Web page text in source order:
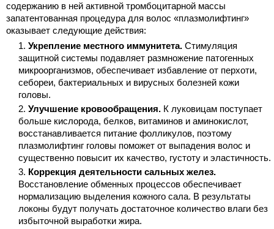
содержанию в ней активной тромбоцитарной массы
запатентованная процедура для волос «плазмолифтинг»
оказывает следующие действия:
Укрепление местного иммунитета. Стимуляция
защитной системы подавляет размножение патогенных
микроорганизмов, обеспечивает избавление от перхоти,
себореи, бактериальных и вирусных болезней кожи
головы.
Улучшение кровообращения. К луковицам поступает
больше кислорода, белков, витаминов и аминокислот,
восстанавливается питание фолликулов, поэтому
плазмолифтинг головы поможет от выпадения волос и
существенно повысит их качество, густоту и эластичность.
Коррекция деятельности сальных желез.
Восстановление обменных процессов обеспечивает
нормализацию выделения кожного сала. В результаты
локоны будут получать достаточное количество влаги без
избыточной выработки жира.